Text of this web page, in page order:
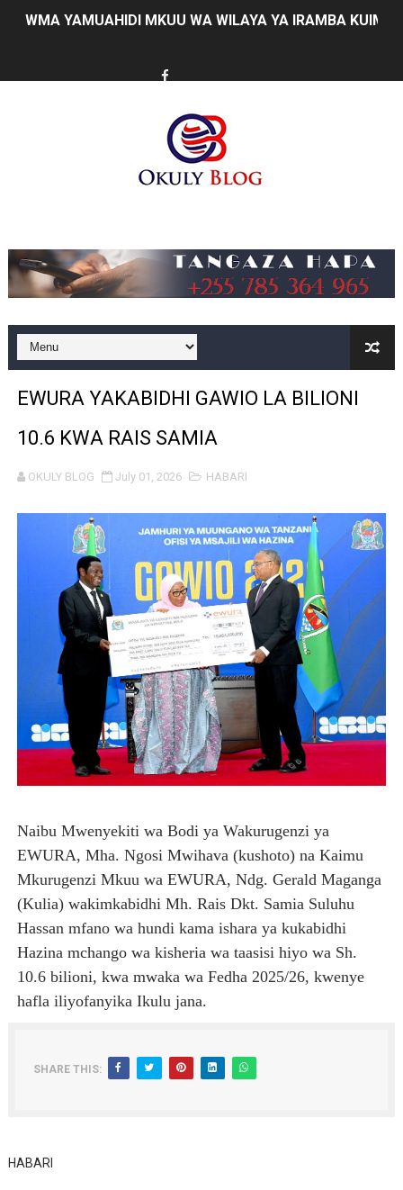
WMA YAMUAHIDI MKUU WA WILAYA YA IRAMBA
MUSOMA YATOA TENDA ZA SH. MILIONI 99 KWA
KILA KILO INAYOPOTEA NI SHILINGI INAYOPOTEA -
WIZARA YA MAWASILIANO YATAJA MAFANIKIO
FCC YAIMARISHA ELIMU YA USHINDANI NA ULINZI WA
Prof. Kabudi ahimiza matumizi ya teknolojia za kisasa
TBS YAENDELEA KUTOA ELUMU YA VIWANGO
RAIS SAMIA AIPONGEZA TADB KUWA MDHAMINI
REA YAPELEKA FURSA YA MKOPO NAFUU WA
Msajili wa Hazina ateta na Rais wa Benki ya Biashara
MHANDISI SWEDI: NANENANE NI FURSA YA
TEKNOLOJIA YA NYUKLIA: MSAADA MKUBWA KATIKA
WMA YAPONGEZWA KWA KUANZISHA KLABU ZA
TBS Yaendelea kutoa elimu ya uthibitishaji ubora wa
TACAIDS YASISITIZA KINGA DHIDI YA UKIMWI KULINDA
LONDO: KUONGEZA THAMANI YA MAZAO NDIO NJIA
WRRB YAJA NA UBUNIFU KWENYE ZAO LA PARACHICHI
KIONGOZI MSTAAFU WA WMA ASEMA VIPIMO SAHIHI
EWURA YAKABIDHI GAWIO LA BILIONI
10.6 KWA RAIS SAMIA
OKULY BLOG July 01, 2026 HABARI
Naibu Mwenyekiti wa Bodi ya Wakurugenzi ya
EWURA, Mha. Ngosi Mwihava (kushoto) na Kaimu
Mkurugenzi Mkuu wa EWURA, Ndg. Gerald Maganga
(Kulia) wakimkabidhi Mh. Rais Dkt. Samia Suluhu
Hassan mfano wa hundi kama ishara ya kukabidhi
Hazina mchango wa kisheria wa taasisi hiyo wa Sh.
10.6 bilioni, kwa mwaka wa Fedha 2025/26, kwenye
hafla iliyofanyika Ikulu jana.
SHARE THIS:
HABARI